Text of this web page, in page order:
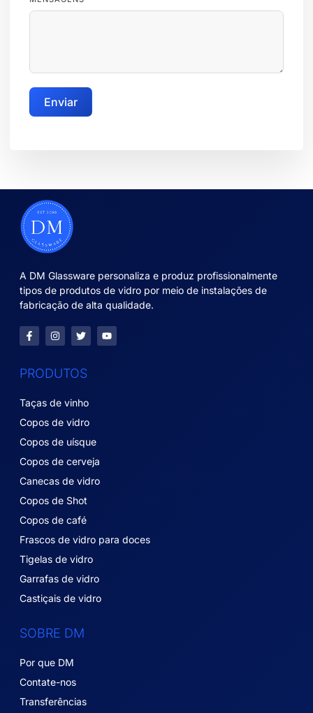
Enviar
A DM Glassware personaliza e produz profissionalmente
tipos de produtos de vidro por meio de instalações de
fabricação de alta qualidade.
PRODUTOS
Taças de vinho
Copos de vidro
Copos de uísque
Copos de cerveja
Canecas de vidro
Copos de Shot
Copos de café
Frascos de vidro para doces
Tigelas de vidro
Garrafas de vidro
Castiçais de vidro
SOBRE DM
Por que DM
Contate-nos
Transferências